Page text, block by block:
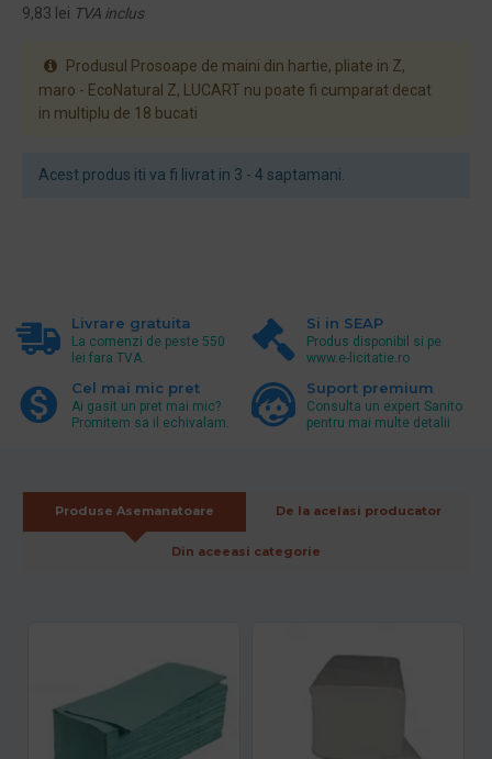
Acest produs iti va fi livrat in 3 - 4 saptamani.
9,83 lei TVA inclus
Produsul Prosoape de maini din hartie, pliate in Z,
maro - EcoNatural Z, LUCART nu poate fi cumparat decat
in multiplu de 18 bucati
Livrare gratuita
La comenzi de peste 550
lei fara TVA.
Si in SEAP
Produs disponibil si pe
www.e-licitatie.ro
Cel mai mic pret
Ai gasit un pret mai mic?
Promitem sa il echivalam.
Suport premium
Consulta un expert Sanito
pentru mai multe detalii
Produse Asemanatoare De la acelasi producator
Din aceeasi categorie